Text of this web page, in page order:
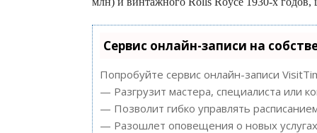
Сервис онлайн-записи на
Попробуйте сервис онлайн-записи
— Разгрузит мастера, специалиста или
— Позволит гибко управлять
— Разошлет оповещения о новых